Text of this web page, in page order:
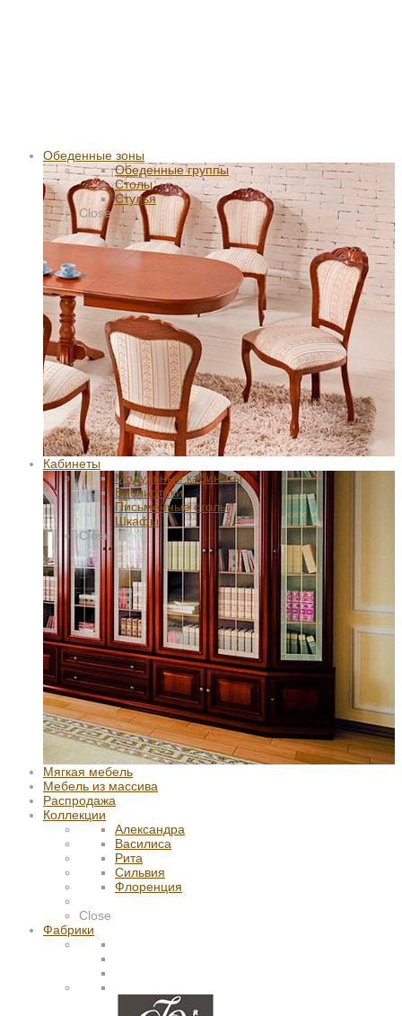
Обеденные зоны
Обеденные группы
Столы
Стулья
Close
Кабинеты
Модульные кабинеты
Библиотеки
Письменные столы
Шкафы
Close
Мягкая мебель
Мебель из массива
Распродажа
Коллекции
Александра
Василиса
Рита
Сильвия
Флоренция
Close
Фабрики